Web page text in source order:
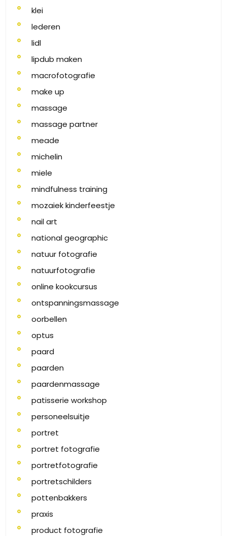
klei
lederen
lidl
lipdub maken
macrofotografie
make up
massage
massage partner
meade
michelin
miele
mindfulness training
mozaiek kinderfeestje
nail art
national geographic
natuur fotografie
natuurfotografie
online kookcursus
ontspanningsmassage
oorbellen
optus
paard
paarden
paardenmassage
patisserie workshop
personeelsuitje
portret
portret fotografie
portretfotografie
portretschilders
pottenbakkers
praxis
product fotografie